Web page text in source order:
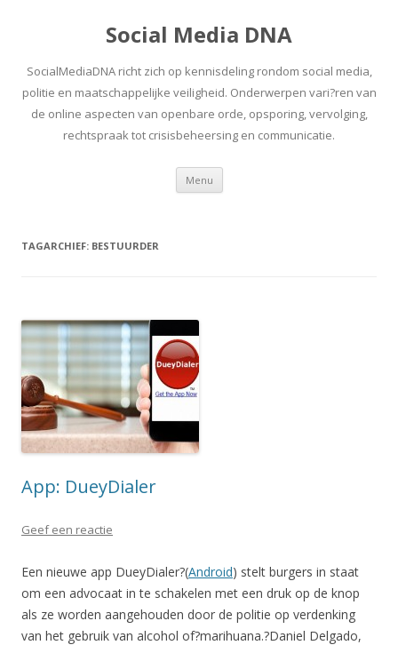
Social Media DNA
SocialMediaDNA richt zich op kennisdeling rondom social media,
politie en maatschappelijke veiligheid. Onderwerpen vari?ren van
de online aspecten van openbare orde, opsporing, vervolging,
rechtspraak tot crisisbeheersing en communicatie.
Menu Spring
inhoud
TAGARCHIEF: BESTUURDER
App: DueyDialer
Geef een reactie
Een nieuwe app DueyDialer?(Android) stelt burgers in staat
om een advocaat in te schakelen met een druk op de knop
als ze worden aangehouden door de politie op verdenking
van het gebruik van alcohol of?marihuana.?Daniel Delgado,